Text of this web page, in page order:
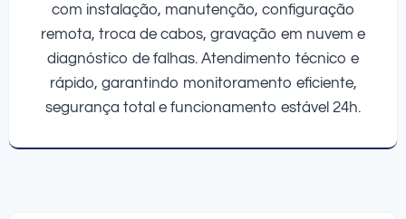
com instalação, manutenção, configuração
remota, troca de cabos, gravação em nuvem e
diagnóstico de falhas. Atendimento técnico e
rápido, garantindo monitoramento eficiente,
segurança total e funcionamento estável 24h.